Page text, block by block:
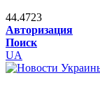
44.4723
Авторизация
Поиск
UA